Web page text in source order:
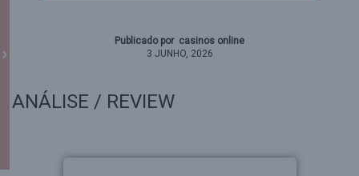
Publicado por casinos online
3 JUNHO, 2026
ANÁLISE / REVIEW